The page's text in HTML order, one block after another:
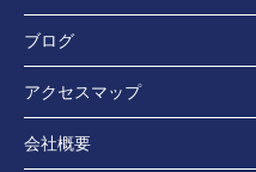
ブログ
アクセスマップ
会社概要